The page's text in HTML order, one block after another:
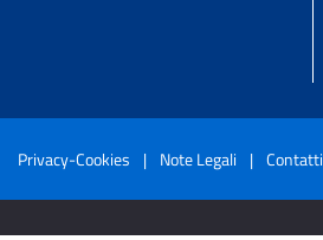
Privacy-Cookies | Note Legali | Contatti